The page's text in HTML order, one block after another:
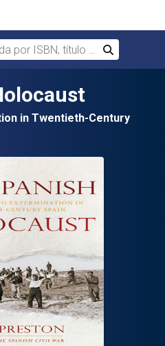
por ISBN, título o autor
Buscar
in Twentieth-Century